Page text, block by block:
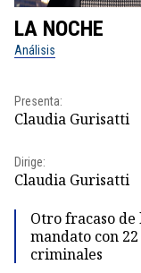
LA NOCHE
Análisis
Presenta:
Claudia Gurisatti
Dirige:
Claudia Gurisatti
Otro fracaso de
mandato con
criminales